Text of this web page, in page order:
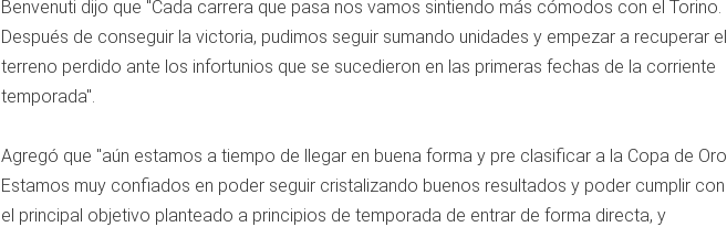
Benvenuti dijo que "Cada carrera que pasa nos vamos sintiendo más cómodos con el Torino.
Después de conseguir la victoria, pudimos seguir sumando unidades y empezar a recuperar el
terreno perdido ante los infortunios que se sucedieron en las primeras fechas de la corriente
temporada".
Agregó que "aún estamos a tiempo de llegar en buena forma y pre clasificar a la Copa de Oro.
Estamos muy confiados en poder seguir cristalizando buenos resultados y poder cumplir con
el principal objetivo planteado a principios de temporada de entrar de forma directa, y